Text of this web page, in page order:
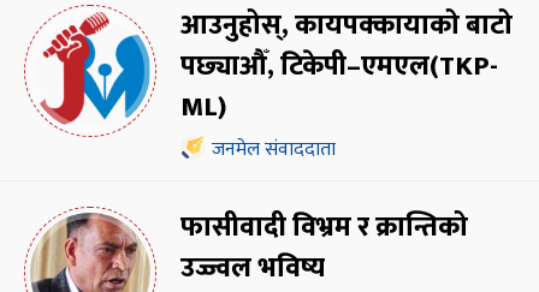
आउनुहोस्, कायपक्कायाको बाटो
पछ्याऔँ, टिकेपी–एमएल(TKP-
ML)
जनमेल संवाददाता
फासीवादी विभ्रम र क्रान्तिको
उज्ज्वल भविष्य